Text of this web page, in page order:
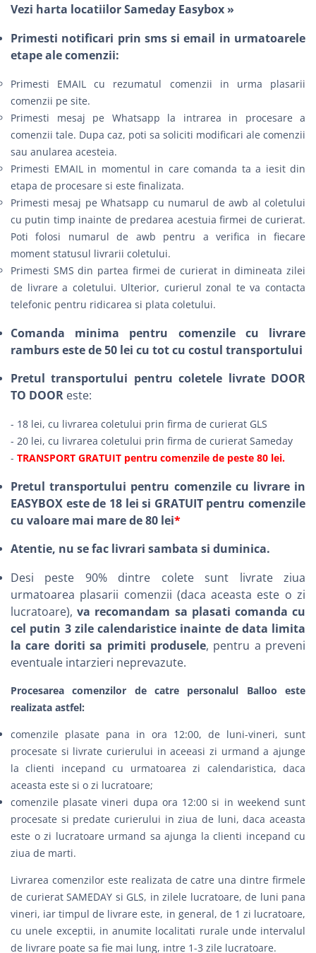
Vezi harta locatiilor Sameday Easybox »
Primesti notificari prin sms si email in urmatoarele
etape ale comenzii:
Primesti EMAIL cu rezumatul comenzii in urma plasarii
comenzii pe site.
Primesti mesaj pe Whatsapp la intrarea in procesare a
comenzii tale. Dupa caz, poti sa soliciti modificari ale comenzii
sau anularea acesteia.
Primesti EMAIL in momentul in care comanda ta a iesit din
etapa de procesare si este finalizata.
Primesti mesaj pe Whatsapp cu numarul de awb al coletului
cu putin timp inainte de predarea acestuia firmei de curierat.
Poti folosi numarul de awb pentru a verifica in fiecare
moment statusul livrarii coletului.
Primesti SMS din partea firmei de curierat in dimineata zilei
de livrare a coletului. Ulterior, curierul zonal te va contacta
telefonic pentru ridicarea si plata coletului.
Comanda minima pentru comenzile cu livrare
ramburs este de 50 lei cu tot cu costul transportului
Pretul transportului pentru coletele livrate DOOR
TO DOOR este:
- 18 lei, cu livrarea coletului prin firma de curierat GLS
- 20 lei, cu livrarea coletului prin firma de curierat Sameday
- TRANSPORT GRATUIT pentru comenzile de peste 80 lei.
Pretul transportului pentru comenzile cu livrare in
EASYBOX este de 18 lei si GRATUIT pentru comenzile
cu valoare mai mare de 80 lei*
Atentie, nu se fac livrari sambata si duminica.
Desi peste 90% dintre colete sunt livrate ziua
urmatoarea plasarii comenzii (daca aceasta este o zi
lucratoare),va recomandam sa plasati comanda cu
cel putin 3 zile calendaristice inainte de data limita
la care doriti sa primiti produsele, pentru a preveni
eventuale intarzieri neprevazute.
Procesarea comenzilor de catre personalul Balloo este
realizata astfel:
comenzile plasate pana in ora 12:00, de luni-vineri, sunt
procesate si livrate curierului in aceeasi zi urmand a ajunge
la clienti incepand cu urmatoarea zi calendaristica, daca
aceasta este si o zi lucratoare;
comenzile plasate vineri dupa ora 12:00 si in weekend sunt
procesate si predate curierului in ziua de luni, daca aceasta
este o zi lucratoare urmand sa ajunga la clienti incepand cu
ziua de marti.
Livrarea comenzilor este realizata de catre una dintre firmele
de curierat SAMEDAY si GLS, in zilele lucratoare, de luni pana
vineri, iar timpul de livrare este, in general, de 1 zi lucratoare,
cu unele exceptii, in anumite localitati rurale unde intervalul
de livrare poate sa fie mai lung, intre 1-3 zile lucratoare.